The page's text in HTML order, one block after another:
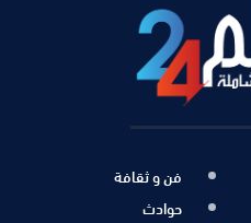
فن و ثقافة
حوادث